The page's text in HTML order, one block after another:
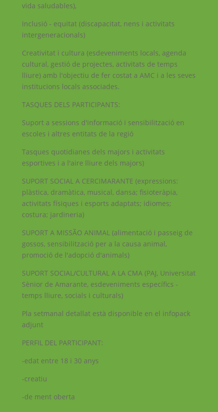
vida saludables),
Inclusió - equitat (discapacitat, nens i activitats
intergeneracionals)
Creativitat i cultura (esdeveniments locals, agenda
cultural, gestió de projectes, activitats de temps
lliure) amb l'objectiu de fer costat a AMC i a les seves
institucions locals associades.
TASQUES DELS PARTICIPANTS:
Suport a sessions d'informació i sensibilització en
escoles i altres entitats de la regió
Tasques quotidianes dels majors i activitats
esportives i a l'aire lliure dels majors)
SUPORT SOCIAL A CERCIMARANTE (expressions:
plàstica, dramàtica, musical, dansa; fisioteràpia,
activitats físiques i esports adaptats; idiomes;
costura; jardineria)
SUPORT A MISSÃO ANIMAL (alimentació i passeig de
gossos, sensibilització per a la causa animal,
promoció de l'adopció d'animals)
SUPORT SOCIAL/CULTURAL A LA CMA (PAJ, Universitat
Sènior de Amarante, esdeveniments específics -
temps lliure, socials i culturals)
Pla setmanal detallat està disponible en el infopack
adjunt
PERFIL DEL PARTICIPANT:
-edat entre 18 i 30 anys
-creatiu
-de ment oberta